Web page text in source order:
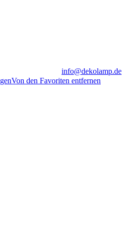
info@dekolamp.de
Von den Favoriten entfernen